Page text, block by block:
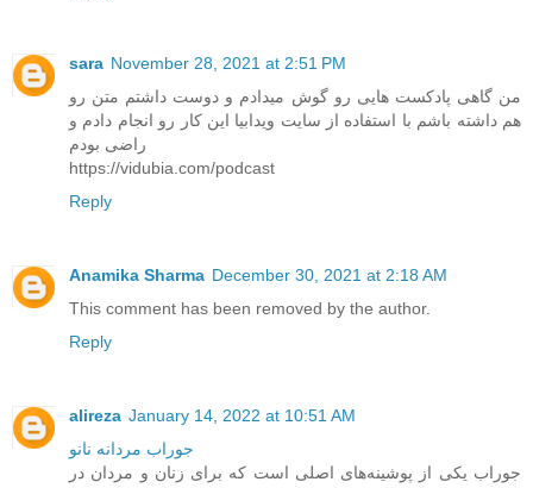
sara November 28, 2021 at 2:51 PM
من گاهی پادکست هایی رو گوش میدادم و دوست داشتم متن رو
هم داشته باشم با استفاده از سایت ویدابیا این کار رو انجام دادم و
راضی بودم
https://vidubia.com/podcast
Reply
Anamika Sharma December 30, 2021 at 2:18 AM
This comment has been removed by the author.
Reply
alireza January 14, 2022 at 10:51 AM
جوراب مردانه نانو
جوراب یکی از پوشینه‌های اصلی است که برای زنان و مردان در